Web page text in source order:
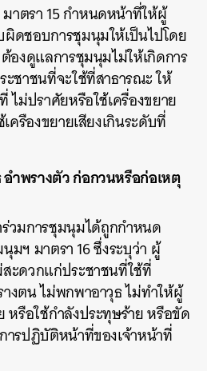
าตรา 15 กำหนดหน้าที่ให้ผู้
ดชอบการชุมนุมให้เป็นไปโดย
องดูแลการชุมนุมไม่ให้เกิดการ
ชาชนที่จะใช้ที่สาธารณะ ให้
ไม่ปราศัยหรือใช้เครื่องขยาย
ครืองขยายเสียงเกินระดับที่
ำพรางตัว ก่อกวนหรือก่อเหตุ
วมการชุมนุมได้ถูกกำหนด
มฯ มาตรา 16 ซึ่งระบุว่า ผู้
ะดวกแก่ประชาชนที่ใช้ที่
งตน ไม่พกพาอาวุธ ไม่ทำให้ผู้
หรือใช้กำลังประทุษร้าย หรือขัด
ารปฏิบัติหน้าที่ของเจ้าหน้าที่
LINE EMAIL